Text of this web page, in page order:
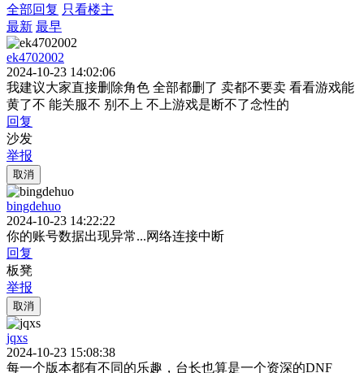
全部回复 只看楼主
最新 最早
ek4702002
2024-10-23 14:02:06
我建议大家直接删除角色 全部都删了 卖都不要卖 看看游戏能
黄了不 能关服不 别不上 不上游戏是断不了念性的
回复
沙发
举报
取消
bingdehuo
2024-10-23 14:22:22
你的账号数据出现异常...网络连接中断
回复
板凳
举报
取消
jqxs
2024-10-23 15:08:38
每一个版本都有不同的乐趣，台长也算是一个资深的DNF